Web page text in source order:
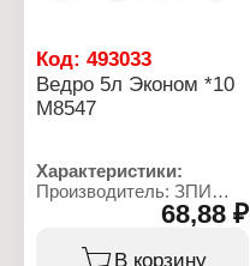
Код: 493033
Ведро 5л Эконом *10
М8547
Характеристики:
Производитель: ЗПИ
Серия: "Эконом"
68,88 ₽
В корзину